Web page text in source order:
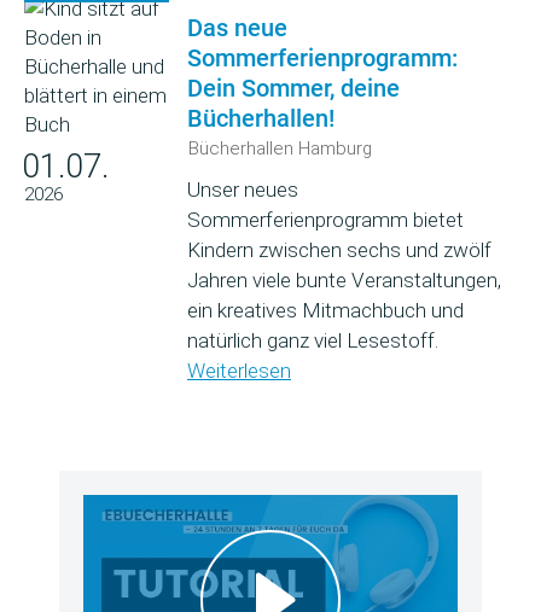
01.07.
2026
Das neue
Sommerferienprogramm:
Dein Sommer, deine
Bücherhallen!
Bücherhallen Hamburg
Unser neues
Sommerferienprogramm bietet
Kindern zwischen sechs und zwölf
Jahren viele bunte Veranstaltungen,
ein kreatives Mitmachbuch und
natürlich ganz viel Lesestoff.
Weiterlesen